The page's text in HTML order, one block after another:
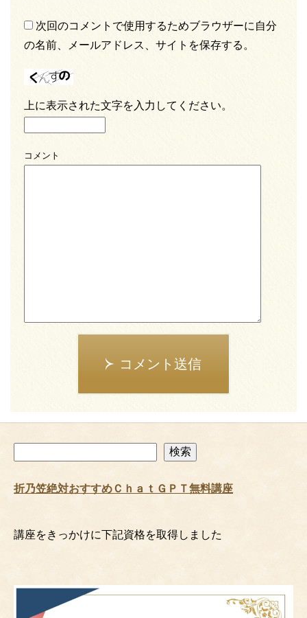
次回のコメントで使用するためブラウザーに自分
の名前、メールアドレス、サイトを保存する。
上に表示された文字を入力してください。
コメント
コメント送信
索
検索
折乃笠絶対おすすめＣｈａｔＧＰＴ無料講座
講座をきっかけに下記資格を取得しました